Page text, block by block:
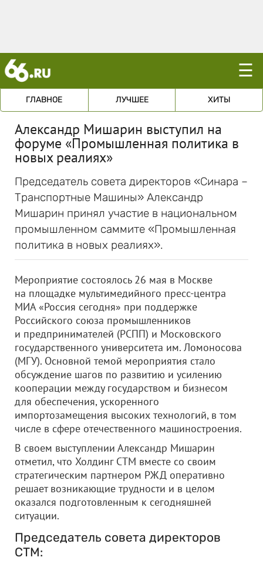
☰
ГЛАВНОЕ ЛУЧШЕЕ ХИТЫ
Александр Мишарин выступил на
форуме «Промышленная политика в
новых реалиях»
Председатель совета директоров «Синара –
Транспортные Машины» Александр
Мишарин принял участие в национальном
промышленном саммите «Промышленная
политика в новых реалиях».
Мероприятие состоялось 26 мая в Москве
на площадке мультимедийного пресс-центра
МИА «Россия сегодня» при поддержке
Российского союза промышленников
и предпринимателей (РСПП) и Московского
государственного университета им. Ломоносова
(МГУ). Основной темой мероприятия стало
обсуждение шагов по развитию и усилению
кооперации между государством и бизнесом
для обеспечения, ускоренного
импортозамещения высоких технологий, в том
числе в сфере отечественного машиностроения.
В своем выступлении Александр Мишарин
отметил, что Холдинг СТМ вместе со своим
стратегическим партнером РЖД оперативно
решает возникающие трудности и в целом
оказался подготовленным к сегодняшней
ситуации.
Председатель совета директоров
СТМ: